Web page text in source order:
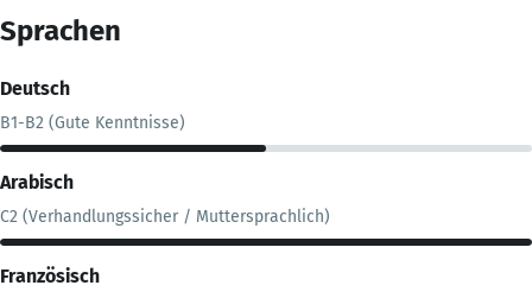
Sprachen
Deutsch
B1-B2 (Gute Kenntnisse)
Arabisch
C2 (Verhandlungssicher / Muttersprachlich)
Französisch